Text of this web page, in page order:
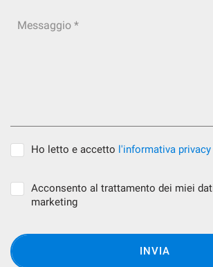
Messaggio *
Ho letto e accetto l'informativa privacy
Acconsento al trattamento dei miei
marketing
INVIA